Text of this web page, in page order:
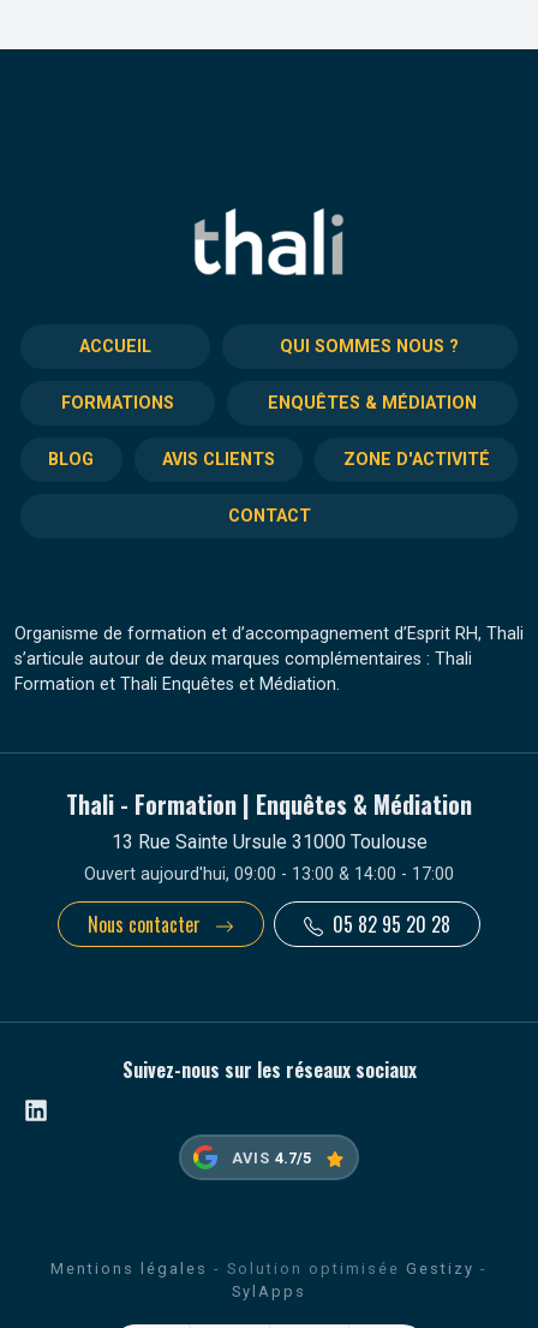
ACCUEIL QUI SOMMES NOUS ?
FORMATIONS ENQUÊTES & MÉDIATION
BLOG AVIS CLIENTS ZONE D'ACTIVITÉ
CONTACT
Organisme de formation et d’accompagnement d’Esprit RH, Thali
s’articule autour de deux marques complémentaires : Thali
Formation et Thali Enquêtes et Médiation.
Thali - Formation | Enquêtes & Médiation
13 Rue Sainte Ursule 31000 Toulouse
Ouvert aujourd'hui, 09:00 - 13:00 & 14:00 - 17:00
Nous contacter 05 82 95 20 28
Suivez-nous sur les réseaux sociaux
AVIS 4.7/5
Mentions légales - Solution optimisée Gestizy -
SylApps